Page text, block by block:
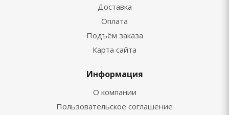
Доставка
Оплата
Подъём заказа
Карта сайта
Информация
О компании
Пользовательское соглашение